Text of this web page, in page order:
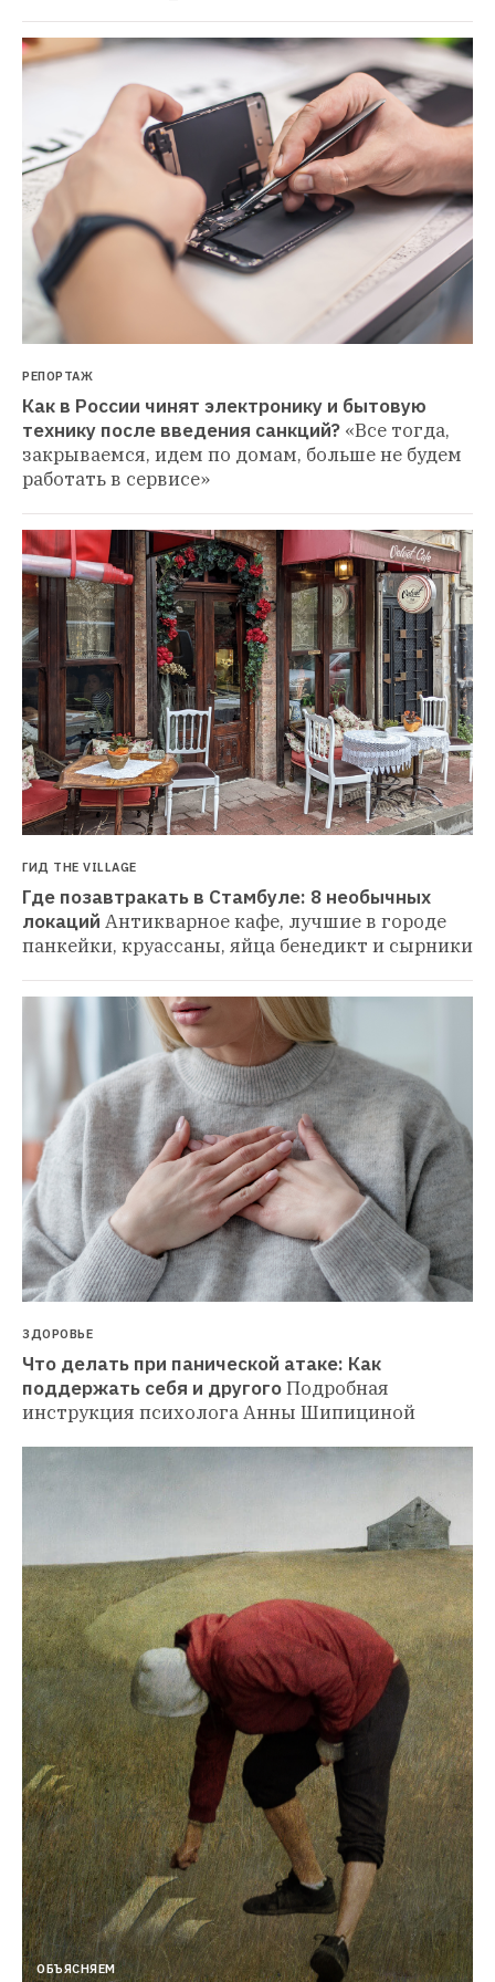
РЕПОРТАЖ
Как в России чинят электронику и бытовую
технику после введения санкций? «Все тогда,
закрываемся, идем по домам, больше не будем
работать в сервисе»
ГИД THE VILLAGE
Где позавтракать в Стамбуле: 8 необычных
локаций Антикварное кафе, лучшие в городе
панкейки, круассаны, яйца бенедикт и сырники
ЗДОРОВЬЕ
Что делать при панической атаке: Как
поддержать себя и другогоПодробная
инструкция психолога Анны Шипициной
ОБЪЯСНЯЕМ